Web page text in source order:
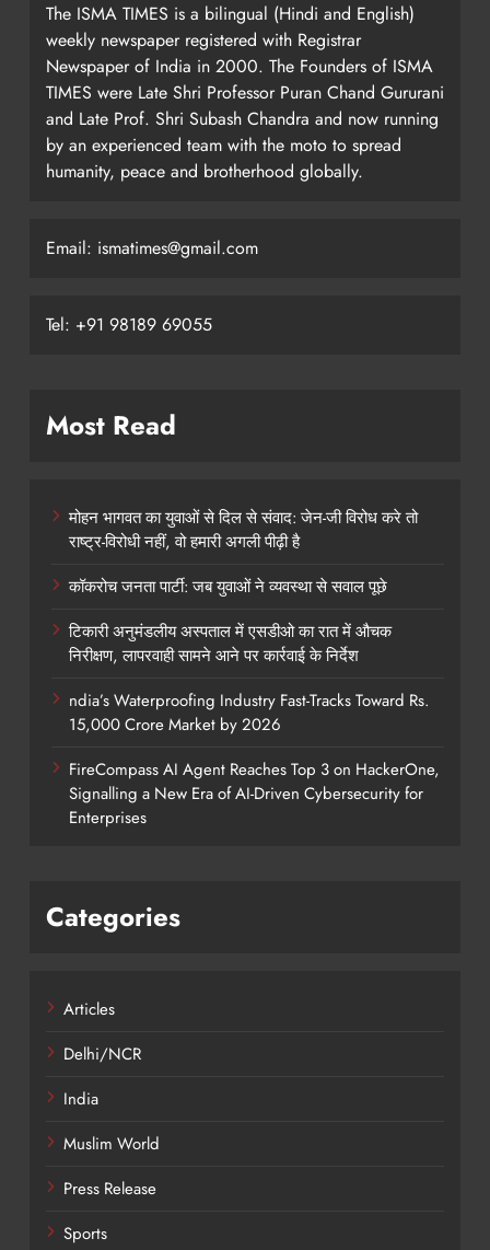
The ISMA TIMES is a bilingual (Hindi and English)
weekly newspaper registered with Registrar
Newspaper of India in 2000. The Founders of ISMA
TIMES were Late Shri Professor Puran Chand Gururani
and Late Prof. Shri Subash Chandra and now running
by an experienced team with the moto to spread
humanity, peace and brotherhood globally.
Email: ismatimes@gmail.com
Tel: +91 98189 69055
Most Read
मोहन भागवत का युवाओं से दिल से संवाद: जेन-जी विरोध करे तो
राष्ट्र-विरोधी नहीं, वो हमारी अगली पीढ़ी है
कॉकरोच जनता पार्टी: जब युवाओं ने व्यवस्था से सवाल पूछे
टिकारी अनुमंडलीय अस्पताल में एसडीओ का रात में औचक
निरीक्षण, लापरवाही सामने आने पर कार्रवाई के निर्देश
ndia’s Waterproofing Industry Fast-Tracks Toward Rs.
15,000 Crore Market by 2026
FireCompass AI Agent Reaches Top 3 on HackerOne,
Signalling a New Era of AI-Driven Cybersecurity for
Enterprises
Categories
Articles
Delhi/NCR
India
Muslim World
Press Release
Sports